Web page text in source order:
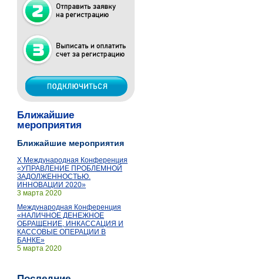
Ближайшие
мероприятия
Ближайшие мероприятия
X Международная Конференция
«УПРАВЛЕНИЕ ПРОБЛЕМНОЙ
ЗАДОЛЖЕННОСТЬЮ.
ИННОВАЦИИ 2020»
3 марта 2020
Международная Конференция
«НАЛИЧНОЕ ДЕНЕЖНОЕ
ОБРАЩЕНИЕ, ИНКАССАЦИЯ И
КАССОВЫЕ ОПЕРАЦИИ В
БАНКЕ»
5 марта 2020